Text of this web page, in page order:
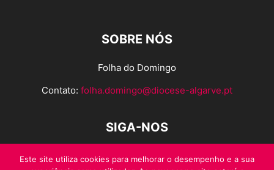
SOBRE NÓS
Folha do Domingo
Contato: folha.domingo@diocese-algarve.pt
SIGA-NOS
Este site utiliza cookies para melhorar o desempenho e a sua